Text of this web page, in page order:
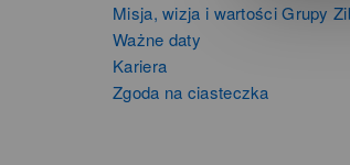
Misja, wizja i wartości Grupy
Ważne daty
Kariera
Zgoda na ciasteczka